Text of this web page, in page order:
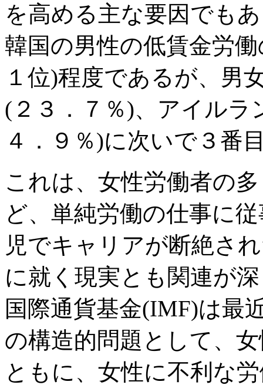
を高める主な要因でも
韓国の男性の低賃金労
１位)程度であるが、男
(２３．７％)、アイルラ
４．９％)に次いで３番
これは、女性労働者の
ど、単純労働の仕事に
児でキャリアが断絶さ
に就く現実とも関連が
国際通貨基金(IMF)は最
の構造的問題として、
ともに、女性に不利な